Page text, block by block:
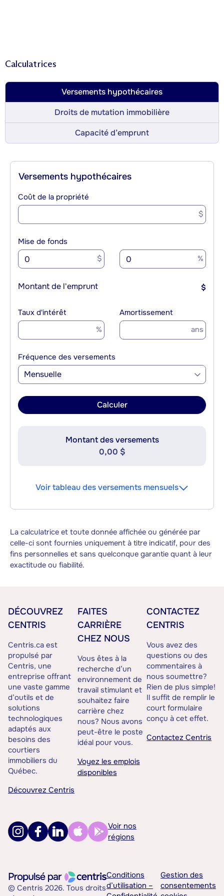
Calculatrices
Versements hypothécaires
Droits de mutation immobilière
Capacité d’emprunt
Versements hypothécaires
Coût de la propriété
$
Mise de fonds
$ %
Montant de l'emprunt $
Taux d'intérêt
%
Amortissement
ans
Fréquence des versements
Mensuelle
Calculer
Montant des versements
0,00 $
Voir tableau des versements mensuels
La calculatrice et toute donnée affichée ou générée par
celle-ci sont fournies uniquement à titre indicatif, pour des
fins personnelles et sans quelconque garantie quant à leur
exactitude ou fiabilité.
DÉCOUVREZ
CENTRIS
Centris.ca est
propulsé par
Centris, une
entreprise offrant
une vaste gamme
d’outils et de
solutions
technologiques
adaptés aux
besoins des
courtiers
immobiliers du
Québec.
Découvrez Centris
FAITES
CARRIÈRE
CHEZ NOUS
Vous êtes à la
recherche d’un
environnement de
travail stimulant et
souhaitez faire
carrière chez
nous? Nous avons
peut-être le poste
idéal pour vous.
Voyez les emplois
disponibles
CONTACTEZ
CENTRIS
Vous avez des
questions ou des
commentaires à
nous soumettre?
Rien de plus simple!
Il suffit de remplir le
court formulaire
conçu à cet effet.
Contactez Centris
Voir nos
régions
© Centris 2026. Tous droits
Conditions
d’utilisation –
Gestion des
consentements